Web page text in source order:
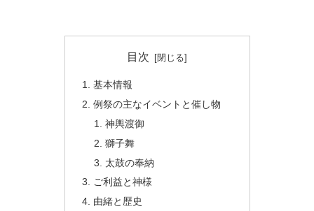
目次
基本情報
例祭の主なイベントと催し物
神輿渡御
獅子舞
太鼓の奉納
ご利益と神様
由緒と歴史